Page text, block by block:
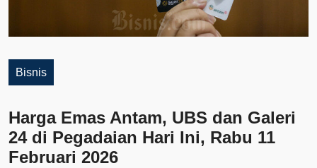
Bisnis
Harga Emas Antam, UBS dan Galeri
24 di Pegadaian Hari Ini, Rabu 11
Februari 2026